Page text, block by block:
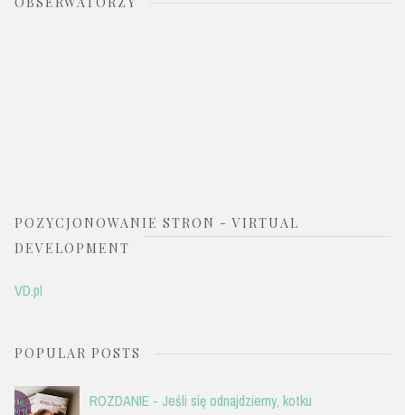
POZYCJONOWANIE STRON - VIRTUAL
DEVELOPMENT
VD.pl
POPULAR POSTS
ROZDANIE - Jeśli się odnajdziemy, kotku